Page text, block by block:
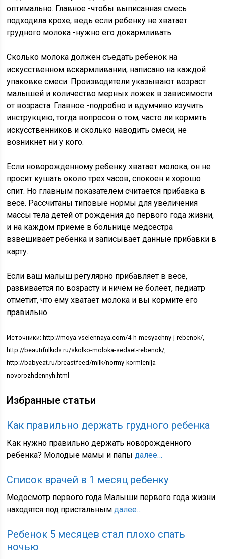
оптимально. Главное -чтобы выписанная смесь
подходила крохе, ведь если ребенку не хватает
грудного молока -нужно его докармливать.
Сколько молока должен съедать ребенок на
искусственном вскармливании, написано на каждой
упаковке смеси. Производители указывают возраст
малышей и количество мерных ложек в зависимости
от возраста. Главное -подробно и вдумчиво изучить
инструкцию, тогда вопросов о том, часто ли кормить
искусственников и сколько наводить смеси, не
возникнет ни у кого.
Если новорожденному ребенку хватает молока, он не
просит кушать около трех часов, спокоен и хорошо
спит. Но главным показателем считается прибавка в
весе. Рассчитаны типовые нормы для увеличения
массы тела детей от рождения до первого года жизни,
и на каждом приеме в больнице медсестра
взвешивает ребенка и записывает данные прибавки в
карту.
Если ваш малыш регулярно прибавляет в весе,
развивается по возрасту и ничем не болеет, педиатр
отметит, что ему хватает молока и вы кормите его
правильно.
Источники: http://moya-vselennaya.com/4-h-mesyachny-j-rebenok/,
http://beautifulkids.ru/skolko-moloka-sedaet-rebenok/,
http://babyeat.ru/breastfeed/milk/normy-kormlenija-
novorozhdennyh.html
Избранные статьи
Как правильно держать грудного ребенка
Как нужно правильно держать новорожденного
ребенка? Молодые мамы и папыдалее…
Список врачей в 1 месяц ребенку
Медосмотр первого года Малыши первого года жизни
находятся под пристальнымдалее…
Ребенок 5 месяцев стал плохо спать
ночью